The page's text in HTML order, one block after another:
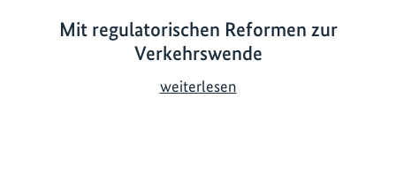
Mit regulatorischen Reformen zur
Verkehrswende
weiterlesenM